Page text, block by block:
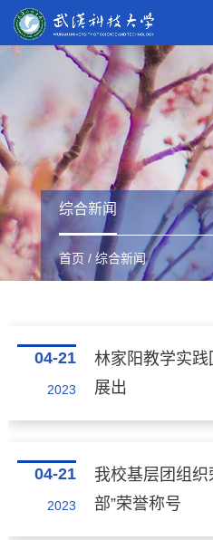
综合新闻
首页 / 综合新闻
04-21
2023
林家阳教学实
展出
04-21
2023
我校基层团组织
部”荣誉称号